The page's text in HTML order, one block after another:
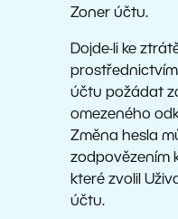
Zoner účtu.
Dojde-li ke
účtu požádat
omezeného
Změna hesla
zodpovězením
které zvolil
účtu.